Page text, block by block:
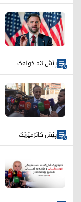
پێش 53 خولەک
پێش کاتژمێرێک